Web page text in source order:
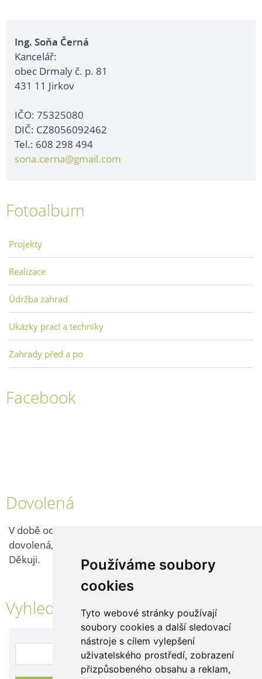
Používáme soubory
cookies
Tyto webové stránky používají
soubory cookies a další sledovací
nástroje s cílem vylepšení
uživatelského prostředí, zobrazení
přizpůsobeného obsahu a reklam,
Ing. Soňa Černá
Kancelář:
obec Drmaly č. p. 81
431 11 Jirkov
IČO: 75325080
DIČ: CZ8056092462
Tel.: 608 298 494
sona.cerna@gmail.com
Fotoalbum
Projekty
Realizace
Údržba zahrad
Ukázky prací a techniky
Zahrady před a po
Facebook
Dovolená
V době od 25. 7. - 2. 8. 2026 probíhá v naší firmě
dovolená, kontaktujte nás až po jejím ukončení.
Děkuji.
Vyhledávání